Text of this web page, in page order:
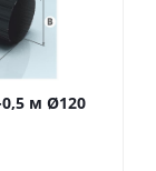
м Ø120